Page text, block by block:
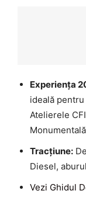
Experiența
ideală
Atelierele
Tracțiune:
Diesel,
Vezi Ghidul